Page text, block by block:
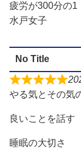
疲労が300分の1
水戸女子
No Title
やる気とその気
良いことを話す
睡眠の大切さ